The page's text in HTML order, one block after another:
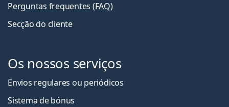
Perguntas frequentes (FAQ)
Secção do cliente
Os nossos serviços
Envios regulares ou periódicos
Sistema de bónus